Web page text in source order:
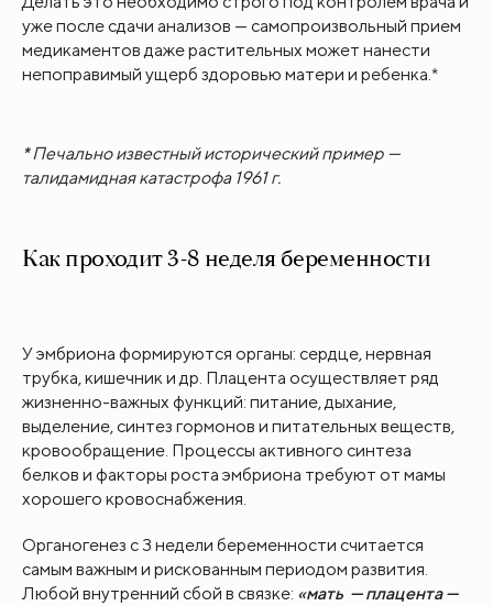
уже после сдачи анализов — самопроизвольный прием
медикаментов даже растительных может нанести
непоправимый ущерб здоровью матери и ребенка.*
*Печально известный исторический пример —
талидамидная катастрофа 1961 г.
Как проходит 3-8 неделя беременности
У эмбриона формируются органы: сердце, нервная
трубка, кишечник и др. Плацента осуществляет ряд
жизненно-важных функций: питание, дыхание,
выделение, синтез гормонов и питательных веществ,
кровообращение. Процессы активного синтеза
белков и факторы роста эмбриона требуют от мамы
хорошего кровоснабжения.
Органогенез с 3 недели беременности считается
самым важным и рискованным периодом развития.
Любой внутренний сбой в связке: «мать — плацента —